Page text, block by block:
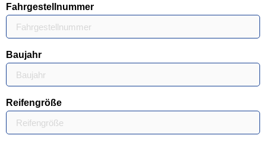
Fahrgestellnummer
Baujahr
Reifengröße